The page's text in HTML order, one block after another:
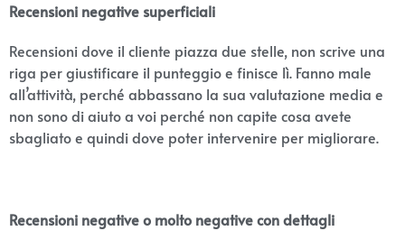
Recensioni negative superficiali
Recensioni dove il cliente piazza due stelle, non scrive una
riga per giustificare il punteggio e finisce lì. Fanno male
all’attività, perché abbassano la sua valutazione media e
non sono di aiuto a voi perché non capite cosa avete
sbagliato e quindi dove poter intervenire per migliorare.
Recensioni negative o molto negative con dettagli